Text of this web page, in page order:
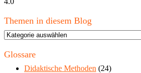
Themen in diesem Blog
Themen
diesem
Glossare
Didaktische Methoden (24)